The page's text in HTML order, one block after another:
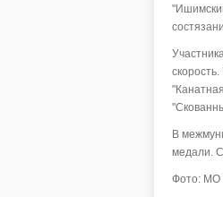
В
медали.
Фото: МО